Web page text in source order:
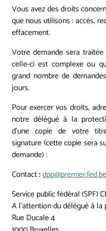
Vous avez des droits
que nous utilisons : accès,
effacement.
Votre demande sera
celle-ci est complexe ou
grand nombre de
jours.
Pour exercer vos droits,
notre délégué à la
d’une copie de votre
signature (cette copie sera
demande) :
Contact:dpo@premier.fed.be
Service public fédéral (SPF)
A l'attention du délégué à
Rue Ducale 4